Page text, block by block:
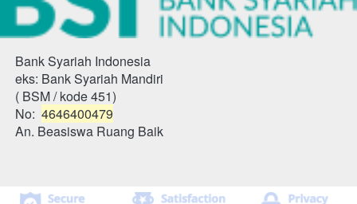
Bank Syariah Indonesia
eks: Bank Syariah Mandiri
( BSM / kode 451)
No: 4646400479
An. Beasiswa Ruang Baik